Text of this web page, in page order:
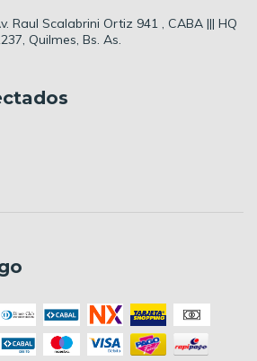
Raul Scalabrini Ortiz 941 , CABA ||| HQ
Quilmes, Bs. As.